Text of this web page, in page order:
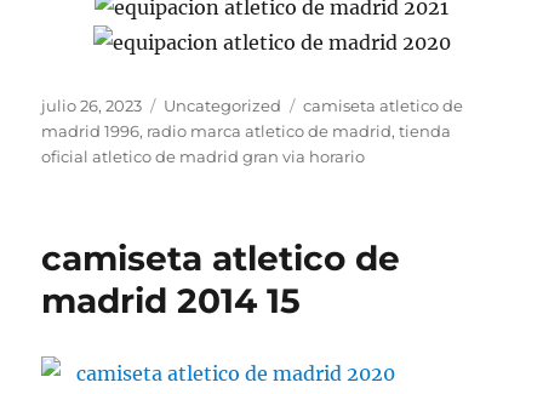
Publicado
el
julio 26, 2023 Categorías
Uncategorized Etiquetas
camiseta atletico de
madrid 1996, radio marca atletico de madrid,tienda
oficial atletico de madrid gran via horario
camiseta atletico de
madrid 2014 15